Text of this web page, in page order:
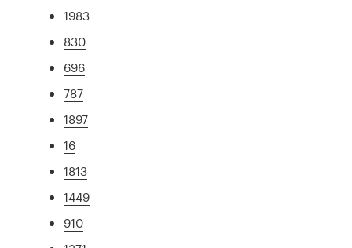
1983
830
696
787
1897
16
1813
1449
910